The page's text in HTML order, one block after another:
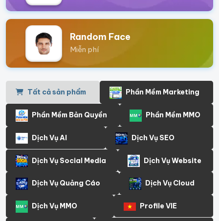
Random Face
Miễn phí
Tất cả sản phẩm Phần Mềm Marketing
Phần Mềm Bản Quyền Phần Mềm MMO
Dịch Vụ AI Dịch Vụ SEO
Dịch Vụ Social Media Dịch Vụ Website
Dịch Vụ Quảng Cáo Dịch Vụ Cloud
Dịch Vụ MMO Profile VIE